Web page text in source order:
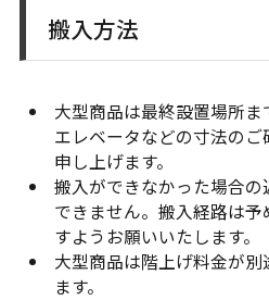
搬入方法
大型商品は最終設置場所
エレベータなどの寸法の
申し上げます。
搬入ができなかった場合
できません。搬入経路は
すようお願いいたします。
大型商品は階上げ料金が
ます。